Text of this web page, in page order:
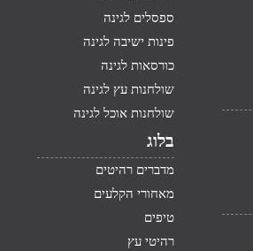
ספסלים לגינה
פינות ישיבה לגינה
כורסאות לגינה
שולחנות עץ לגינה
שולחנות אוכל לגינה
בלוג
מדברים רהיטים
מאחורי הקלעים
טיפים
רהיטי עץ